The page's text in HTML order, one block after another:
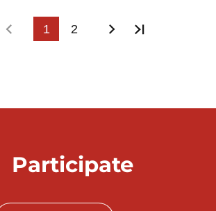
First pagePrevious page
1 2 Next page
Participate